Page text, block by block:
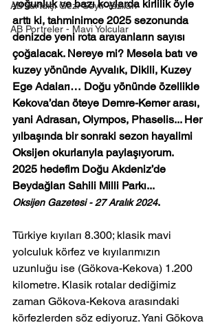
AB Yurtdışı Gezi-Seyir Yazıları
AB Portreler - Mavi Yolcular
yoğunluk ve bazı koylarda kirlilik öyle
arttı ki, tahminimce 2025 sezonunda
denizde yeni rota arayanların sayısı
çoğalacak. Nereye mi? Mesela batı ve
kuzey yönünde Ayvalık, Dikili, Kuzey
Ege Adaları… Doğu yönünde özellikle
Kekova’dan öteye Demre-Kemer arası,
yani Adrasan, Olympos, Phaselis... Her
yılbaşında bir sonraki sezon hayalimi
Oksijen okurlarıyla paylaşıyorum.
2025 hedefim Doğu Akdeniz’de
Beydağları Sahili Milli Parkı...
Oksijen Gazetesi - 27 Aralık 2024.
Türkiye kıyıları 8.300; klasik mavi
yolculuk körfez ve kıyılarımızın
uzunluğu ise (Gökova-Kekova) 1.200
kilometre. Klasik rotalar dediğimiz
zaman Gökova-Kekova arasındaki
körfezlerden söz ediyoruz. Yani Gökova